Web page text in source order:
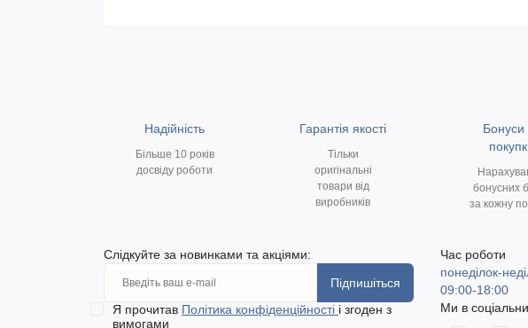
Надійність
Більше 10 років
досвіду роботи
Гарантія якості
Тільки
оригінальні
товари від
виробників
Бонуси
бонусних
за кожну
Слідкуйте за новинками та акціями:
Підпишіться
Я прочитав Політика конфіденційності і згоден з
вимогами
Час роботи
понеділок-
09:00-18:00
Ми в